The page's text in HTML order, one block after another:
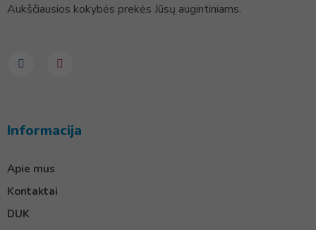
Aukščiausios kokybės prekės Jūsų augintiniams.
Informacija
Apie mus
Kontaktai
DUK